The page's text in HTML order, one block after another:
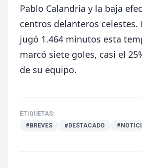
Pablo Calandria y la baja
centros delanteros celestes.
jugó 1.464 minutos esta
marcó siete goles, casi el
de su equipo.
ETIQUETAS:
#BREVES
#DESTACADO